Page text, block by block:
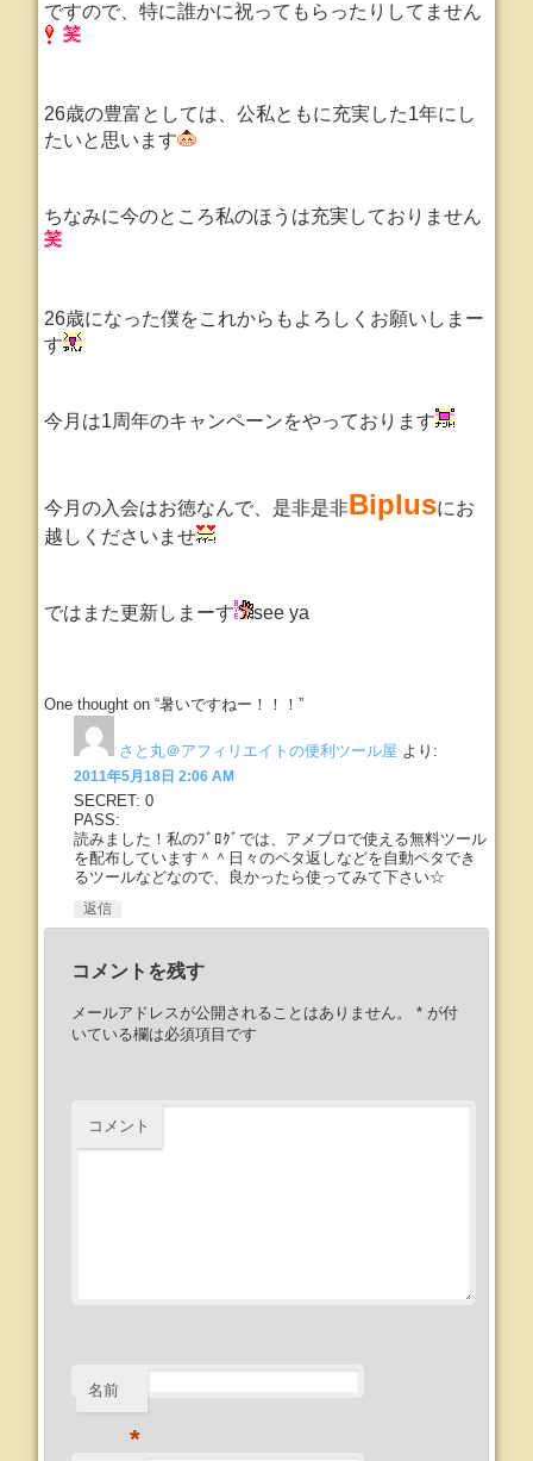
ですので、特に誰かに祝ってもらったりしてません
26歳の豊富としては、公私ともに充実した1年にし
たいと思います
ちなみに今のところ私のほうは充実しておりません
26歳になった僕をこれからもよろしくお願いしまー
す
今月は1周年のキャンペーンをやっております
今月の入会はお徳なんで、是非是非Biplusにお
越しくださいませ
ではまた更新しまーす see ya
One thought on “暑いですねー！！！”
さと丸＠アフィリエイトの便利ツール屋 より:
2011年5月18日 2:06 AM
SECRET: 0
PASS:
読みました！私のﾌﾞﾛｸﾞでは、アメブロで使える無料ツール
を配布しています＾＾日々のペタ返しなどを自動ペタでき
るツールなどなので、良かったら使ってみて下さい☆
返信
コメントを残す
メールアドレスが公開されることはありません。 *が付
いている欄は必須項目です
コメント
名前
*